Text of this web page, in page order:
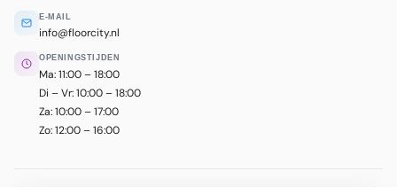
E-MAIL
info@floorcity.nl
OPENINGSTIJDEN
Ma: 11:00 – 18:00
Di – Vr: 10:00 – 18:00
Za: 10:00 – 17:00
Zo: 12:00 – 16:00